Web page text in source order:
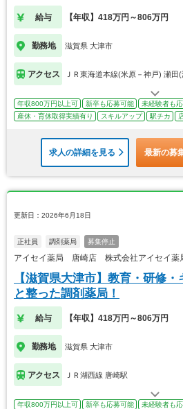
給与 【年収】418万円～806万円
勤務地 滋賀県 大津市
アクセス ＪＲ東海道本線(米原－神戸) 瀬田
年収800万円以上可 新卒も応募可能 未経験者も
産休・育休取得実績有り
スキルアップ 駅チカ
求人の詳細を見る 最新の募
更新日：2026年6月18日
正社員 調剤薬局 募集停止
アイセイ薬局 唐崎店 株式会社アイセイ薬
【滋賀県大津市】教育・研修
と整った調剤薬局！
給与 【年収】418万円～806万円
勤務地 滋賀県 大津市
アクセス ＪＲ湖西線 唐崎駅
年収800万円以上可 新卒も応募可能 未経験者も